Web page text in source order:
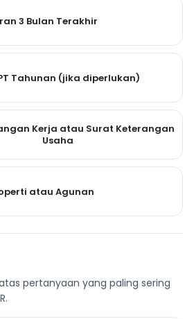
3 Bulan Terakhir
Tahunan (jika diperlukan)
Kerja atau Surat Keterangan
Usaha
atau Agunan
pertanyaan yang paling sering